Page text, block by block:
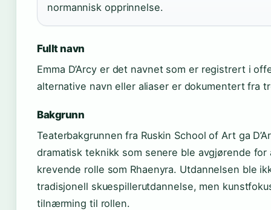
normannisk opprinnelse.
Fullt navn
Emma D’Arcy er det navnet som er registrert i
alternative navn eller aliaser er dokumentert fra
Bakgrunn
Teaterbakgrunnen fra Ruskin School of Art ga
dramatisk teknikk som senere ble avgjørende for
krevende rolle som Rhaenyra. Utdannelsen ble
tradisjonell skuespillerutdannelse, men
tilnærming til rollen.